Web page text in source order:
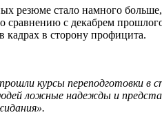
стало намного
с декабрем
кадрах в сторону профицита.
курсы переподготовки в
ложные надежды и